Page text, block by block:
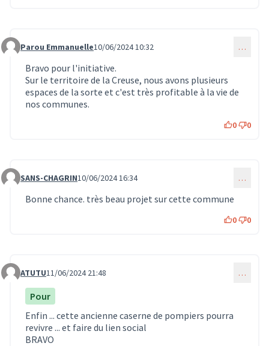
Commentaire 570
Parou Emmanuelle10/06/2024 10:32 …
Bravo pour l'initiative.
Sur le territoire de la Creuse, nous avons plusieurs
espaces de la sorte et c'est très profitable à la vie de
nos communes.
0 0
Commentaire 572
SANS-CHAGRIN10/06/2024 16:34 …
Bonne chance. très beau projet sur cette commune
0 0
Commentaire 576
ATUTU11/06/2024 21:48 …
Pour
Enfin ... cette ancienne caserne de pompiers pourra
revivre ... et faire du lien social
BRAVO